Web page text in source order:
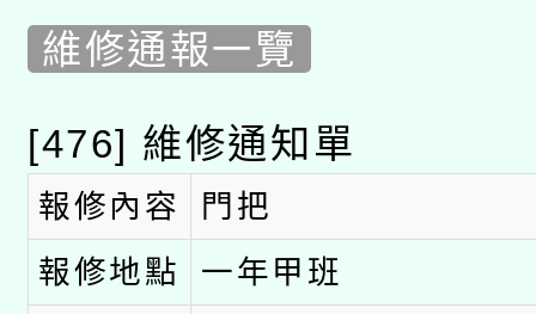
甄選結果公告(無人報
本館辦理115年度閱讀
暨閱讀推動專業研習
科技賦能─人工智慧
礎課程
A3數位素養講師名單
「數位內容與教學軟體
維修通報一覽
[476] 維修通知單
報修內容
門把
報修地點
一年甲班